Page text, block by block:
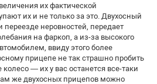
их фактической
их и не только за это. Двухосный
переезде неровностей, передает
на фаркоп, а из-за высокого
ввиду этого более
прицепе не так страшно пробить
— их у вас останется все-таки
же двухосных прицепов можно